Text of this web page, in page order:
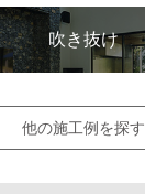
吹き抜け
他の施工例を探す